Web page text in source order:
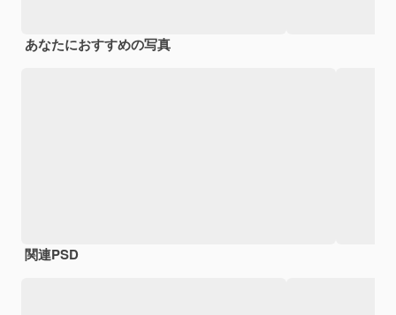
あなたにおすすめの写真
関連PSD